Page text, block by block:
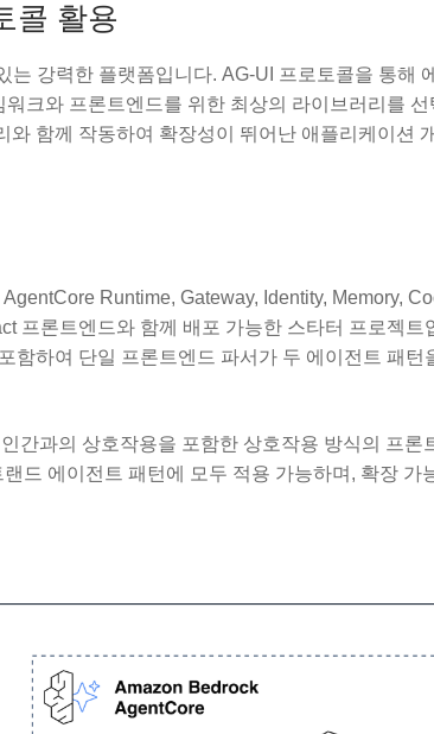
콜 활용
강력한 플랫폼입니다. AG-UI 프로토콜을 통해
크와 프론트엔드를 위한 최상의 라이브러리를
함께 작동하여 확장성이 뛰어난 애플리케이션
Runtime, Gateway, Identity, Memory,
프론트엔드와 함께 배포 가능한 스타터 프로젝트
함하여 단일 프론트엔드 파서가 두 에이전트 패턴
간과의 상호작용을 포함한 상호작용 방식의 프론
드 에이전트 패턴에 모두 적용 가능하며, 확장 가